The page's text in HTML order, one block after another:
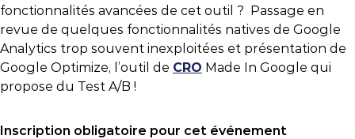
fonctionnalités avancées de cet outil ? Passage en
revue de quelques fonctionnalités natives de Google
Analytics trop souvent inexploitées et présentation de
Google Optimize, l’outil de CRO Made In Google qui
propose du Test A/B !
Inscription obligatoire pour cet événement